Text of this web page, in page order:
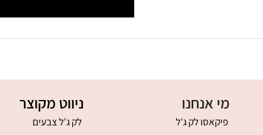
ניווט מקוצר
לק ג'ל צבעים
מי אנחנו
פיקאסו לק ג'ל